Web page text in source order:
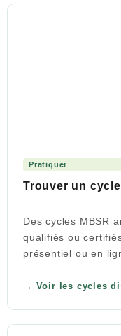
Pratiquer
Trouver un
Des cycles MBSR
qualifiés ou
présentiel ou en
Voir les cycles